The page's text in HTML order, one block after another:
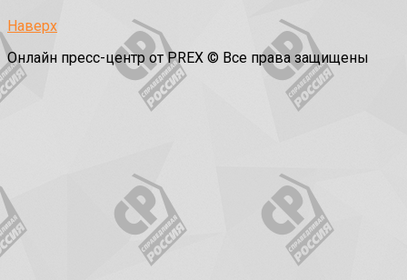
Наверх
Онлайн пресс-центр от PREX © Все права защищены